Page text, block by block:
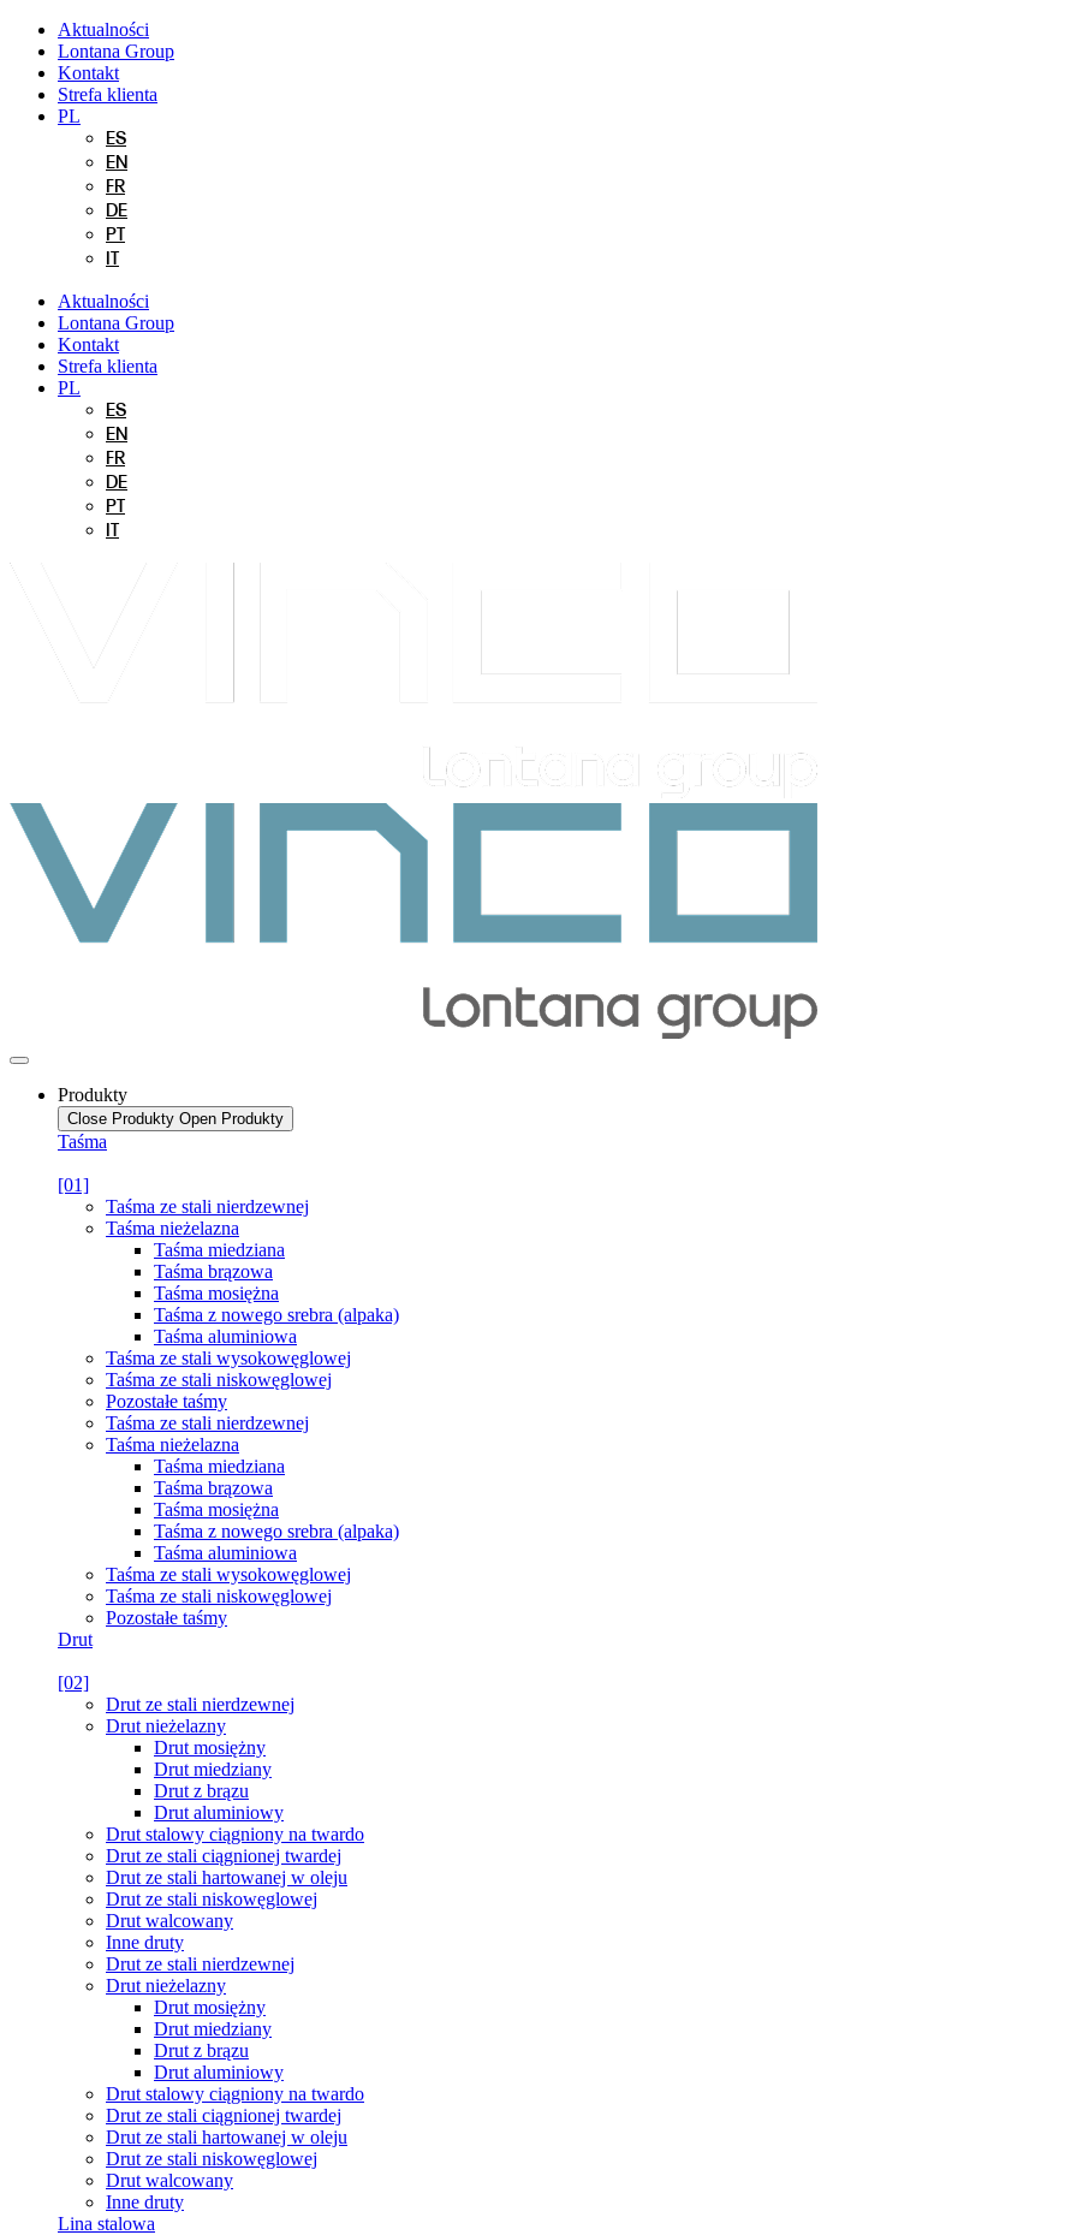
Przejdź
treści
Aktualności
Lontana Group
Kontakt
Strefa klienta
PL
ES
EN
FR
DE
PT
Aktualności
Lontana Group
Kontakt
Strefa klienta
PL
ES
EN
FR
DE
PT
Produkty
Close Produkty Open Produkty
Taśma
[01]
Taśma ze stali nierdzewnej
Taśma nieżelazna
Taśma miedziana
Taśma brązowa
Taśma mosiężna
Taśma z nowego srebra (alpaka)
Taśma aluminiowa
Taśma ze stali wysokowęglowej
Taśma ze stali niskowęglowej
Pozostałe taśmy
Taśma ze stali nierdzewnej
Taśma nieżelazna
Taśma miedziana
Taśma brązowa
Taśma mosiężna
Taśma z nowego srebra (alpaka)
Taśma aluminiowa
Taśma ze stali wysokowęglowej
Taśma ze stali niskowęglowej
Pozostałe taśmy
Drut
[02]
Drut ze stali nierdzewnej
Drut nieżelazny
Drut mosiężny
Drut miedziany
Drut z brązu
Drut aluminiowy
Drut stalowy ciągniony na twardo
Drut ze stali ciągnionej twardej
Drut ze stali hartowanej w oleju
Drut ze stali niskowęglowej
Drut walcowany
Inne druty
Drut ze stali nierdzewnej
Drut nieżelazny
Drut mosiężny
Drut miedziany
Drut z brązu
Drut aluminiowy
Drut stalowy ciągniony na twardo
Drut ze stali ciągnionej twardej
Drut ze stali hartowanej w oleju
Drut ze stali niskowęglowej
Drut walcowany
Inne druty
Lina stalowa